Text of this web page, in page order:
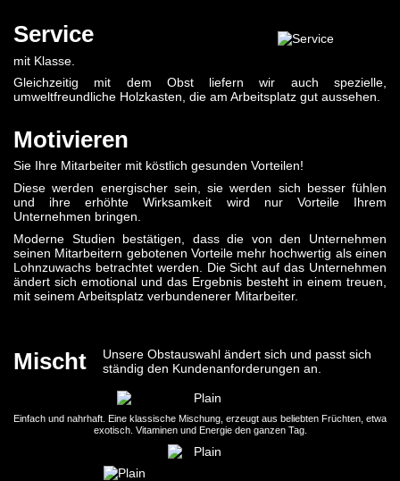
Service
mit Klasse.
Gleichzeitig mit dem Obst liefern wir auch spezielle,
umweltfreundliche Holzkasten, die am Arbeitsplatz gut aussehen.
Motivieren
Sie Ihre Mitarbeiter mit köstlich gesunden Vorteilen!
Diese werden energischer sein, sie werden sich besser fühlen
und ihre erhöhte Wirksamkeit wird nur Vorteile Ihrem
Unternehmen bringen.
Moderne Studien bestätigen, dass die von den Unternehmen
seinen Mitarbeitern gebotenen Vorteile mehr hochwertig als einen
Lohnzuwachs betrachtet werden. Die Sicht auf das Unternehmen
ändert sich emotional und das Ergebnis besteht in einem treuen,
mit seinem Arbeitsplatz verbundenerer Mitarbeiter.
Mischt
Unsere Obstauswahl ändert sich und passt sich
ständig den Kundenanforderungen an.
Einfach und nahrhaft. Eine klassische Mischung, erzeugt aus beliebten Früchten, etwa
exotisch. Vitaminen und Energie den ganzen Tag.